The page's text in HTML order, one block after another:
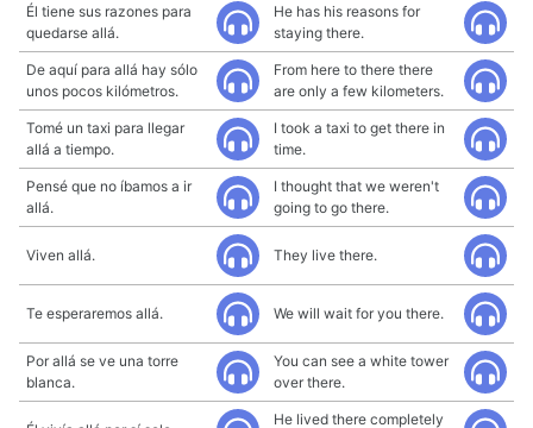
Él tiene sus razones para
quedarse allá.
He has his reasons for
staying there.
De aquí para allá hay sólo
unos pocos kilómetros.
From here to there there
are only a few kilometers.
Tomé un taxi para llegar
allá a tiempo.
I took a taxi to get there in
time.
Pensé que no íbamos a ir
allá.
I thought that we weren't
going to go there.
Viven allá. They live there.
Te esperaremos allá. We will wait for you there.
Por allá se ve una torre
blanca.
You can see a white tower
over there.
He lived there completely